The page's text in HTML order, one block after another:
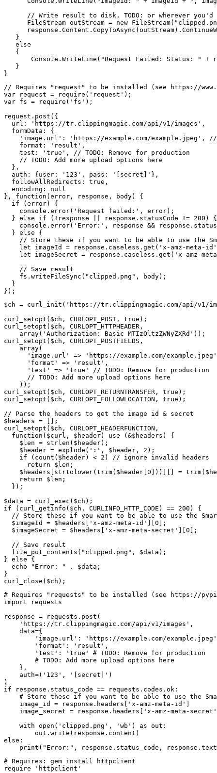
// Write result to disk, TODO: or wherever you'd
FileStream outStream = new
   }
   else
   {
Console.WriteLine("Request Failed: Status: " +
   }
// Requires "request" to be installed (see https://
var request = require('request');
var fs = require('fs');
request.post({
  url: 'https://tr.clippingmagic.com/api/v1/images',
  formData: {
'image.url': 'https://example.com/example.jpeg',
    format: 'result',
    test: 'true', // TODO: Remove for production
    // TODO: Add more upload options here
  },
  auth: {user: '123', pass: '[secret]'},
  followAllRedirects: true,
  encoding: null
}, function(error, response, body) {
  if (error) {
    console.error('Request failed:', error);
  } else if (!response || response.statusCode != 200) {
console.error('Error:', response &&
  } else {
// Store these if you want to be able to use the
let imageId = response.caseless.get('x-amz-meta-
let imageSecret = response.caseless.get('x-amz-
    // Save result
    fs.writeFileSync("clipped.png", body);
  }
$ch = curl_init('https://tr.clippingmagic.com/api/v1/
curl_setopt($ch, CURLOPT_POST, true);
curl_setopt($ch, CURLOPT_HTTPHEADER,
    array('Authorization: Basic MTIzOltzZWNyZXRd'));
curl_setopt($ch, CURLOPT_POSTFIELDS,
    array(
'image.url' => 'https://example.com/
      'format' => 'result',
      'test' => 'true' // TODO: Remove for production
      // TODO: Add more upload options here
    ));
curl_setopt($ch, CURLOPT_RETURNTRANSFER, true);
curl_setopt($ch, CURLOPT_FOLLOWLOCATION, true);
// Parse the headers to get the image id & secret
$headers = [];
curl_setopt($ch, CURLOPT_HEADERFUNCTION,
  function($curl, $header) use (&$headers) {
    $len = strlen($header);
    $header = explode(':', $header, 2);
    if (count($header) < 2) // ignore invalid headers
      return $len;
$headers[strtolower(trim($header[0]))][] =
    return $len;
  });
$data = curl_exec($ch);
if (curl_getinfo($ch, CURLINFO_HTTP_CODE) == 200) {
// Store these if you want to be able to use the
  $imageId = $headers['x-amz-meta-id'][0];
  $imageSecret = $headers['x-amz-meta-secret'][0];
  // Save result
  file_put_contents("clipped.png", $data);
} else {
  echo "Error: " . $data;
}
curl_close($ch);
# Requires "requests" to be installed (see https://
import requests
response = requests.post(
    'https://tr.clippingmagic.com/api/v1/images',
    data={
'image.url': 'https://example.com/
        'format': 'result',
        'test': 'true' # TODO: Remove for production
        # TODO: Add more upload options here
    },
    auth=('123', '[secret]')
)
if response.status_code == requests.codes.ok:
# Store these if you want to be able to use the
    image_id = response.headers['x-amz-meta-id']
image_secret = response.headers['x-amz-meta-
    with open('clipped.png', 'wb') as out:
        out.write(response.content)
else:
# Requires: gem install httpclient
require 'httpclient'